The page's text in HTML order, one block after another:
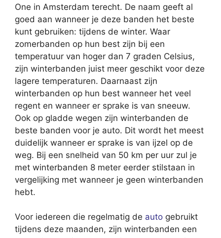
One in Amsterdam terecht. De naam geeft al
goed aan wanneer je deze banden het beste
kunt gebruiken: tijdens de winter. Waar
zomerbanden op hun best zijn bij een
temperatuur van hoger dan 7 graden Celsius,
zijn winterbanden juist meer geschikt voor deze
lagere temperaturen. Daarnaast zijn
winterbanden op hun best wanneer het veel
regent en wanneer er sprake is van sneeuw.
Ook op gladde wegen zijn winterbanden de
beste banden voor je auto. Dit wordt het meest
duidelijk wanneer er sprake is van ijzel op de
weg. Bij een snelheid van 50 km per uur zul je
met winterbanden 8 meter eerder stilstaan in
vergelijking met wanneer je geen winterbanden
hebt.
Voor iedereen die regelmatig de auto gebruikt
tijdens deze maanden, zijn winterbanden een